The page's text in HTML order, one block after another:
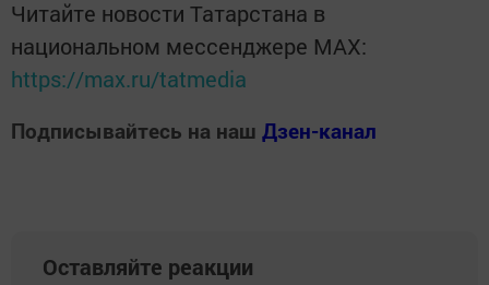
Читайте новости Татарстана в
национальном мессенджере MАХ:
https://max.ru/tatmedia
Подписывайтесь на наш Дзен-канал
Оставляйте реакции